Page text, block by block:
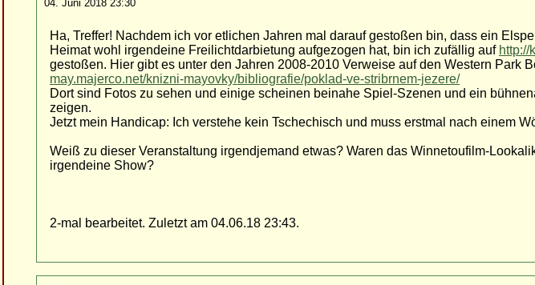
04. Juni 2018 23:30
Ha, Treffer! Nachdem ich vor etlichen Jahren mal darauf gestoßen bin, dass ein
Heimat wohl irgendeine Freilichtdarbietung aufgezogen hat, bin ich zufällig auf http://
gestoßen. Hier gibt es unter den Jahren 2008-2010 Verweise auf den Western Park
may.majerco.net/knizni-mayovky/bibliografie/poklad-ve-stribrnem-jezere/
Dort sind Fotos zu sehen und einige scheinen beinahe Spiel-Szenen und ein
zeigen.
Jetzt mein Handicap: Ich verstehe kein Tschechisch und muss erstmal nach einem
Weiß zu dieser Veranstaltung irgendjemand etwas? Waren das Winnetoufilm-
irgendeine Show?
2-mal bearbeitet. Zuletzt am 04.06.18 23:43.